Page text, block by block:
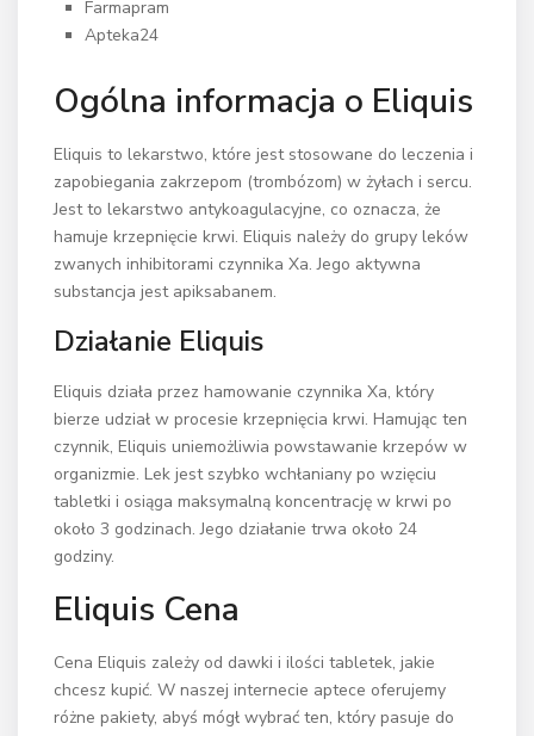
Farmapram
Apteka24
Ogólna informacja o Eliquis
Eliquis to lekarstwo, które jest stosowane do leczenia i
zapobiegania zakrzepom (trombózom) w żyłach i sercu.
Jest to lekarstwo antykoagulacyjne, co oznacza, że
hamuje krzepnięcie krwi. Eliquis należy do grupy leków
zwanych inhibitorami czynnika Xa. Jego aktywna
substancja jest apiksabanem.
Działanie Eliquis
Eliquis działa przez hamowanie czynnika Xa, który
bierze udział w procesie krzepnięcia krwi. Hamując ten
czynnik, Eliquis uniemożliwia powstawanie krzepów w
organizmie. Lek jest szybko wchłaniany po wzięciu
tabletki i osiąga maksymalną koncentrację w krwi po
około 3 godzinach. Jego działanie trwa około 24
godziny.
Eliquis Cena
Cena Eliquis zależy od dawki i ilości tabletek, jakie
chcesz kupić. W naszej internecie aptece oferujemy
różne pakiety, abyś mógł wybrać ten, który pasuje do